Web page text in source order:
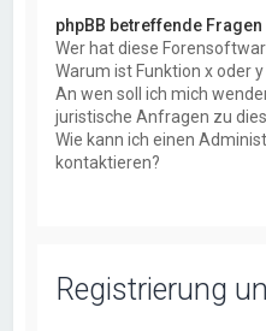
phpBB betreffende Fragen
Wer hat diese
Warum ist Funktion x oder
An wen soll ich mich
juristische Anfragen zu
Wie kann ich einen
kontaktieren?
Registrierung